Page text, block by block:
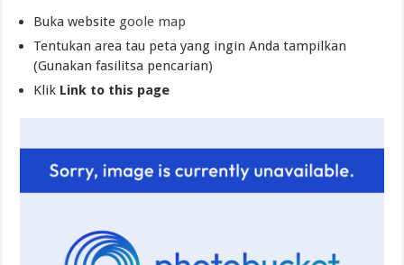
Buka website goole map
Tentukan area tau peta yang ingin Anda tampilkan
(Gunakan fasilitsa pencarian)
Klik Link to this page